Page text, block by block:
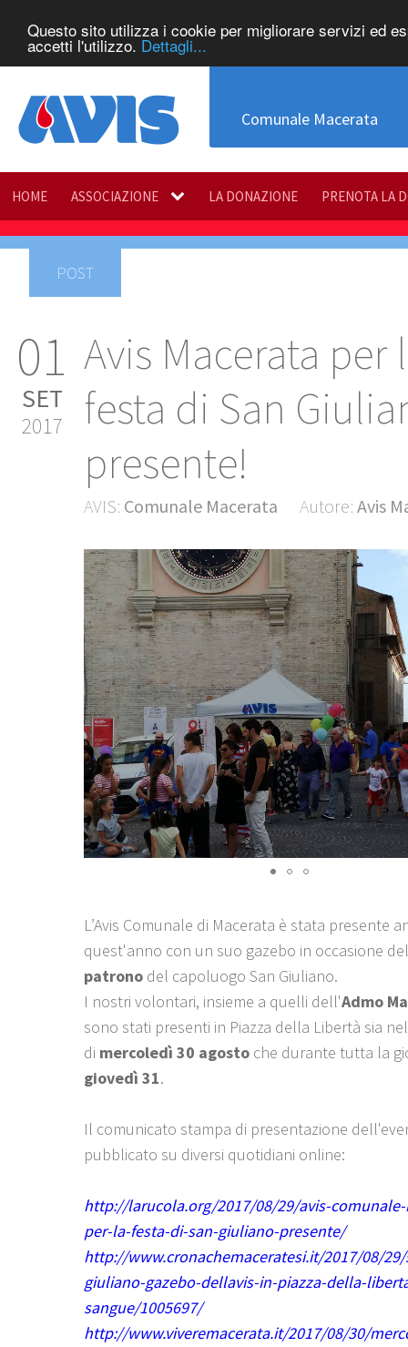
Questo sito utilizza i cookie per migliorare servizi ed
accetti l'utilizzo. Dettagli...
Comunale Macerata
HOME ASSOCIAZIONE LA DONAZIONE PRENOTA LA
POST
01
SET
2017
Avis Macerata per
festa di San
presente!
AVIS: Comunale Macerata Autore: Avis
L’Avis Comunale di Macerata è stata presente
quest'anno con un suo gazebo in occasione
patrono del capoluogo San Giuliano.
I nostri volontari, insieme a quelli dell'Admo
sono stati presenti in Piazza della Libertà sia
di mercoledì 30 agosto che durante tutta la
giovedì 31.
Il comunicato stampa di presentazione
pubblicato su diversi quotidiani online:
http://larucola.org/2017/08/29/avis-
per-la-festa-di-san-giuliano-presente/
http://www.cronachemaceratesi.it/2017/08/
giuliano-gazebo-dellavis-in-piazza-della-
sangue/1005697/
http://www.viveremacerata.it/2017/08/30/